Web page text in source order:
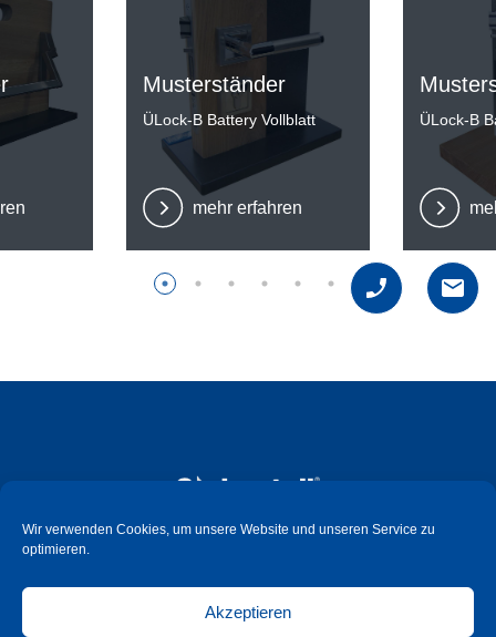
Wir verwenden Cookies, um unsere Website und unseren Service zu
optimieren.
Akzeptieren
Musterständer
ÜLock-B Battery Vollblatt
mehr erfahren
ÜLock-B
Hauptstrasse 99
CH - 6260 Reiden